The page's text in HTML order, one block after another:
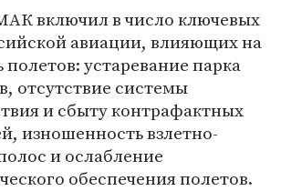
включил в число ключевых
авиации, влияющих на
полетов: устаревание парка
отсутствие системы
и сбыту контрафактных
изношенность взлетно-
и ослабление
обеспечения полетов.